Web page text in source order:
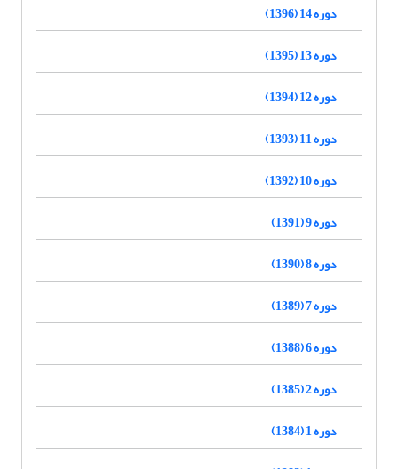
دوره 14 (1396)
دوره 13 (1395)
دوره 12 (1394)
دوره 11 (1393)
دوره 10 (1392)
دوره 9 (1391)
دوره 8 (1390)
دوره 7 (1389)
دوره 6 (1388)
دوره 2 (1385)
دوره 1 (1384)